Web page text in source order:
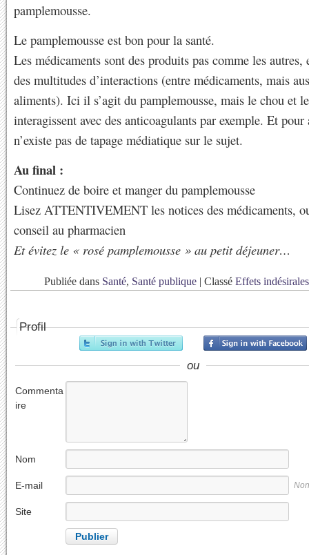
pamplemousse.
Le pamplemousse est bon pour la santé.
Les médicaments sont des produits pas comme les autres,
des multitudes d’interactions (entre médicaments, mais
aliments). Ici il s’agit du pamplemousse, mais le chou et
interagissent avec des anticoagulants par exemple. Et
n’existe pas de tapage médiatique sur le sujet.
Au final :
Continuez de boire et manger du pamplemousse
Lisez ATTENTIVEMENT les notices des médicaments,
conseil au pharmacien
Et évitez le « rosé pamplemousse » au petit déjeuner…
Publiée dans Santé, Santé publique | Classé Effets indésirales
Profil
ou
Commenta
ire
Nom
E-mail
Site